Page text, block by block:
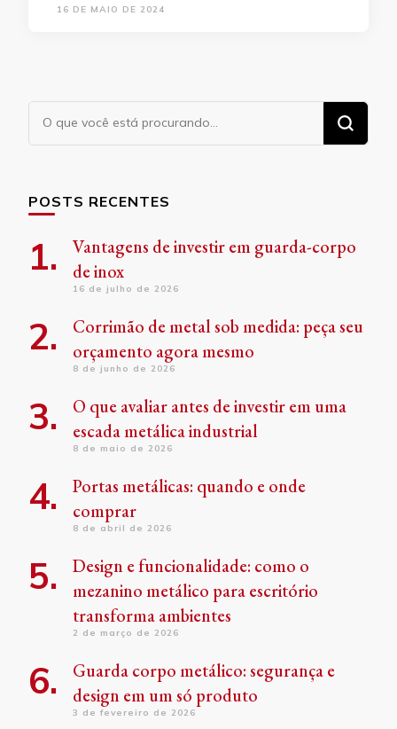
16 DE MAIO DE 2024
Procurando
POSTS RECENTES
Vantagens de investir em guarda-corpo
de inox
16 de julho de 2026
Corrimão de metal sob medida: peça seu
orçamento agora mesmo
8 de junho de 2026
O que avaliar antes de investir em uma
escada metálica industrial
8 de maio de 2026
Portas metálicas: quando e onde
comprar
8 de abril de 2026
Design e funcionalidade: como o
mezanino metálico para escritório
transforma ambientes
2 de março de 2026
Guarda corpo metálico: segurança e
design em um só produto
3 de fevereiro de 2026